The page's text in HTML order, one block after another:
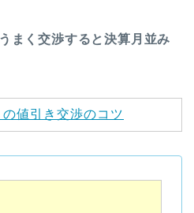
まく交渉すると決算月並み
値引き交渉のコツ